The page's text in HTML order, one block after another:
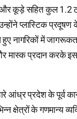
और कूड़े सहित कुल 1.2
प्लास्टिक प्रदूषण
नागरिकों में
मास्क प्रदान करके इस
आंध्र प्रदेश के पूर्व
क्षेत्रों के गणमान्य